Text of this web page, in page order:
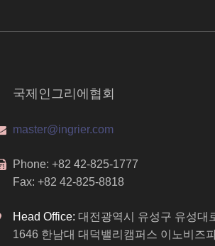
국제인그리에협회
master@ingrier.com
Phone: +82 42-825-1777
Fax: +82 42-825-8818
Head Office: 대전광역시 유성구 유성대
1646 한남대 대덕밸리캠퍼스 이노비즈